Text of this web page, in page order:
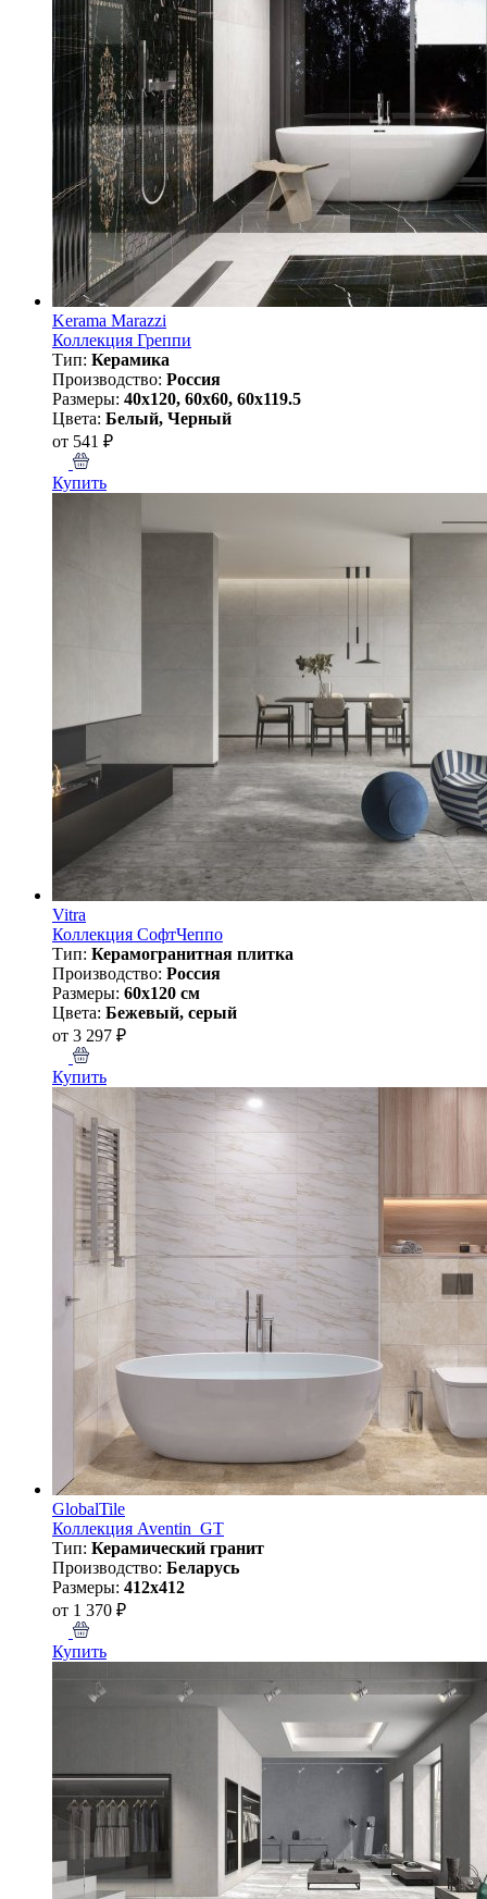
Kerama Marazzi
Коллекция Греппи
Тип: Керамика
Производство: Россия
Размеры: 40x120, 60x60, 60x119.5
Цвета: Белый, Черный
от 541 ₽
Купить
Vitra
Коллекция СофтЧеппо
Тип: Керамогранитная плитка
Производство: Россия
Размеры: 60x120 см
Цвета: Бежевый, серый
от 3 297 ₽
Купить
GlobalTile
Коллекция Aventin_GT
Тип: Керамический гранит
Производство: Беларусь
Размеры: 412x412
от 1 370 ₽
Купить